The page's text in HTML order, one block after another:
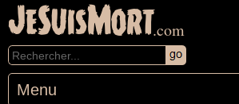
JeSuisMort.com
Menu